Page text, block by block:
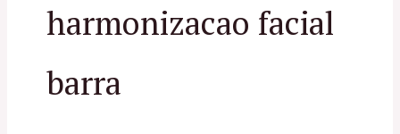
harmonizacao facial
barra